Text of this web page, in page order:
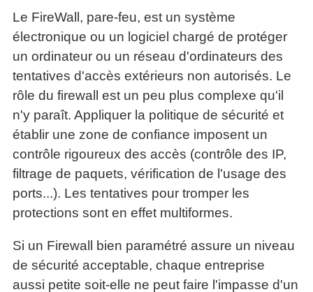
Le FireWall, pare-feu, est un système
électronique ou un logiciel chargé de protéger
un ordinateur ou un réseau d'ordinateurs des
tentatives d'accès extérieurs non autorisés. Le
rôle du firewall est un peu plus complexe qu'il
n'y paraît. Appliquer la politique de sécurité et
établir une zone de confiance imposent un
contrôle rigoureux des accès (contrôle des IP,
filtrage de paquets, vérification de l'usage des
ports...). Les tentatives pour tromper les
protections sont en effet multiformes.
Si un Firewall bien paramétré assure un niveau
de sécurité acceptable, chaque entreprise
aussi petite soit-elle ne peut faire l'impasse d'un